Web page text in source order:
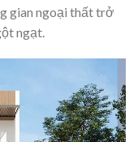
gian ngoại thất trở
ngạt.